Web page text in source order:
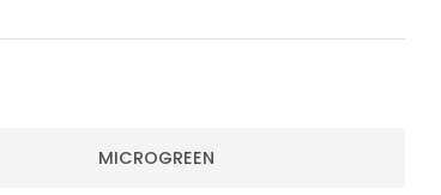
MICROGREEN